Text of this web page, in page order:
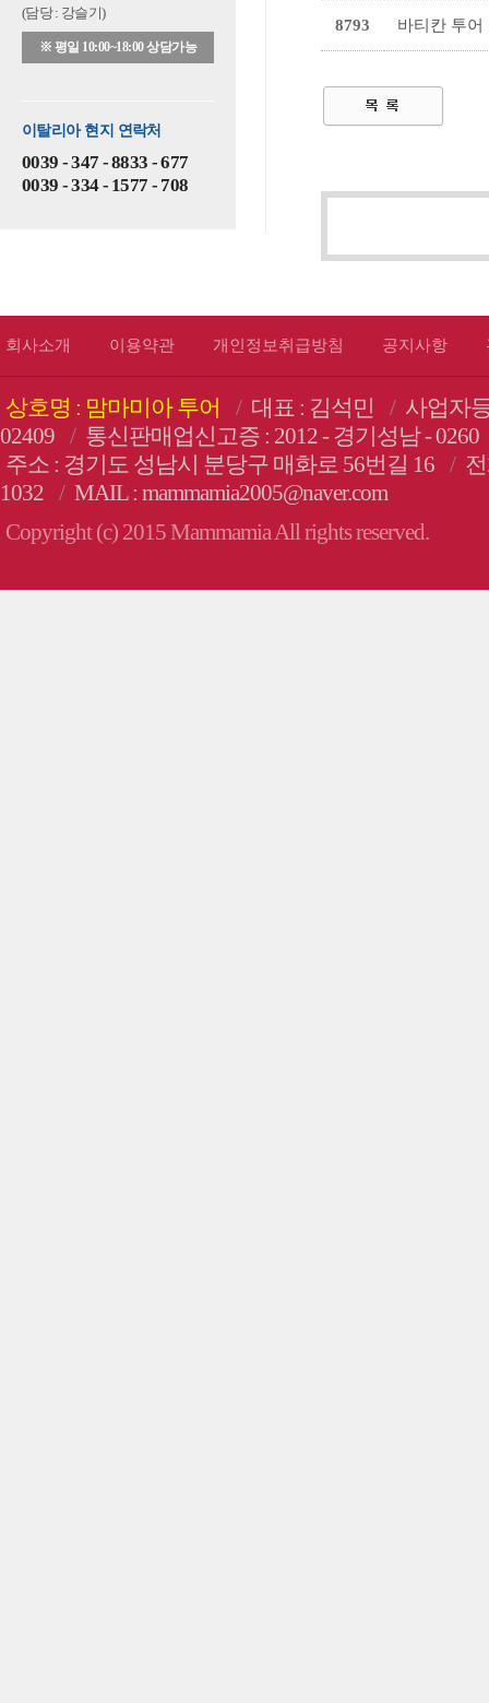
(담당 : 강슬기)
※ 평일 10:00~18:00 상담가능
이탈리아 현지 연락처
0039 - 347 - 8833 - 677
0039 - 334 - 1577 - 708
8793 바티칸 투
회사소개 이용약관 개인정보취급방침 공지사항
상호명 : 맘마미아 투어 / 대표 : 김석민 / 사업자
02409
/ 통신판매업신고증 : 2012 - 경기성남 - 0260
주소 : 경기도 성남시 분당구 매화로 56번길 16
/
1032
/ MAIL : mammamia2005@naver.com
Copyright (c) 2015 Mammamia All rights reserved.